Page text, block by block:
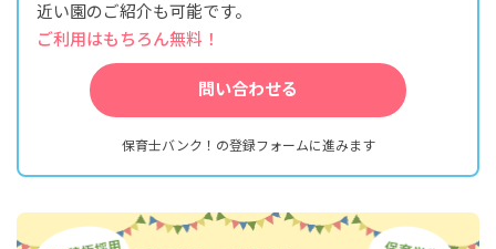
近い園のご紹介も可能です。
ご利用はもちろん無料！
問い合わせる
保育士バンク！の登録フォームに進みます